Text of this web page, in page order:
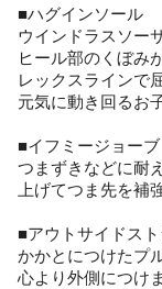
■ハグインソール
ウインドラスソー
ヒール部のくぼみ
レックスラインで
元気に動き回るお
■イフミージョーブ
つまずきなどに耐
上げてつま先を補強
■アウトサイドス
かかとにつけたプ
心より外側につけ